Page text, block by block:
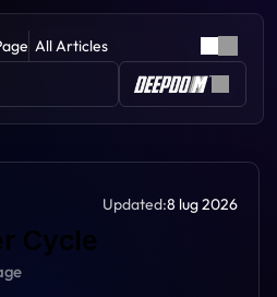
All Articles
Updated:8 lug 2026
Cycle